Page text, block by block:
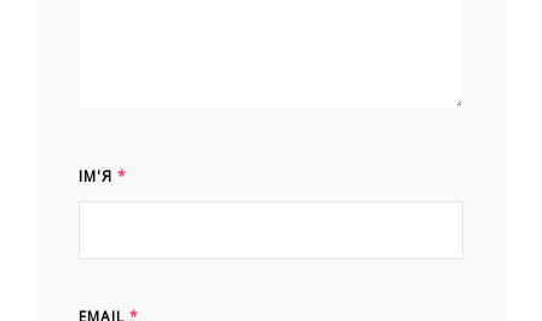
ІМ'Я *
EMAIL *